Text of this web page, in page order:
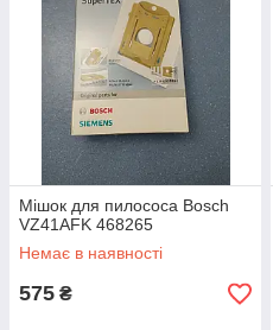
Мішок для пилососа Bosch
VZ41AFK 468265
Немає в наявності
575 ₴